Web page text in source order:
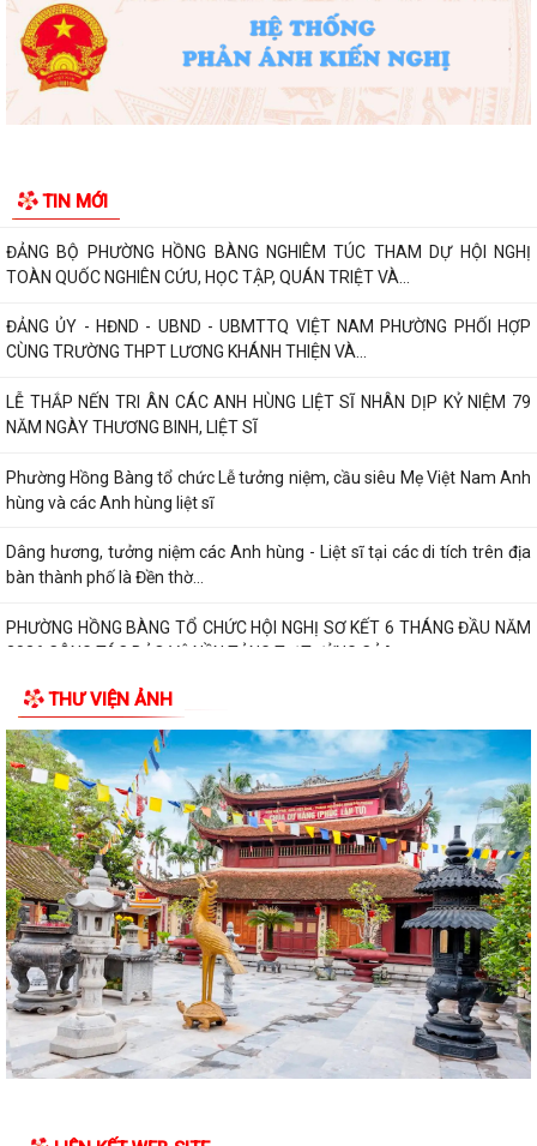
TIN MỚI
Trường Tiểu học Đinh Tiên Hoàng (phường Hồng Bàng) tăng kiến thức,
kỹ năng phòng chống đuối nước...
Phường Hồng Bàng tập huấn kiến thức về an toàn thực phẩm cho các
cơ sở kinh doanh dịch vụ ăn uống,...
KẾT CÔNG TÁC HỘI 6 THÁNG ĐẦU NĂM 2026
ĐẢNG BỘ PHƯỜNG HỒNG BÀNG NGHIÊM TÚC THAM DỰ HỘI NGHỊ
TOÀN QUỐC NGHIÊN CỨU, HỌC TẬP, QUÁN TRIỆT VÀ...
ĐẢNG ỦY - HĐND - UBND - UBMTTQ VIỆT NAM PHƯỜNG PHỐI HỢP
CÙNG TRƯỜNG THPT LƯƠNG KHÁNH THIỆN VÀ...
LỄ THẮP NẾN TRI ÂN CÁC ANH HÙNG LIỆT SĨ NHÂN DỊP KỶ NIỆM 79
NĂM NGÀY THƯƠNG BINH, LIỆT SĨ
Phường Hồng Bàng tổ chức Lễ tưởng niệm, cầu siêu Mẹ Việt Nam Anh
hùng và các Anh hùng liệt sĩ
Dâng hương, tưởng niệm các Anh hùng - Liệt sĩ tại các di tích trên địa
bàn thành phố là Đền thờ...
PHƯỜNG HỒNG BÀNG TỔ CHỨC HỘI NGHỊ SƠ KẾT 6 THÁNG ĐẦU NĂM
2026 CÔNG TÁC BẢO VỆ NỀN TẢNG TƯ TƯỞNG CỦA...
Hội Cựu CAND phường Hồng Bàng đi thăm, tặng quà các gia đình
thương binh, thân nhân liệt sỹ CAND
Phường Hồng Bàng phát huy vai trò, nâng cao hiệu lực, hiệu quả hoạt
động của bộ máy chính quyền cơ...
TUỔI TRẺ PHƯỜNG HỒNG BÀNG TỔ CHỨC CHƯƠNG TRÌNH NÓI
CHUYỆN TRUYỀN THỐNG NHÂN KỶ NIỆM 79 NĂM NGÀY...
Đồng chí Nguyễn Văn Tuấn, Bí thư Đảng ủy phường Hồng Bàng được
Chủ tịch UBND thành phố tặng Bằng...
Đoàn lãnh đạo Đảng uỷ - HĐND - UBND - UBMTQ Việt Nam phường
Hồng Bàng thăm và tặng quà các gia đình...
PHƯỜNG HỒNG BÀNG PHỐI HỢP VỚI CÁC ĐƠN VỊ, DOANH NGHIỆP VÀ
THƯ VIỆN ẢNH